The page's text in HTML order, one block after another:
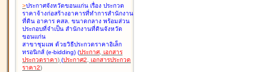
>ประกาศจังหวัดขอนแก่น เรื่อง ประกวด
ราคาจ้างก่อสร้างอาคารที่ทำการสำนักงาน
ที่ดิน อาคาร คสล. ขนาดกลาง พร้อมส่วน
ประกอบที่จำเป็น สำนักงานที่ดินจังหวัด
ขอนแก่น
สาขาชุมแพ ด้วยวิธีประกวดราคาอิเล็ก
ทรอนิกส์ (e-bidding) (ประกาศ, เอกสาร
ประกวดราคา) (ประกาศ2, เอกสารประกวด
ราคา2)